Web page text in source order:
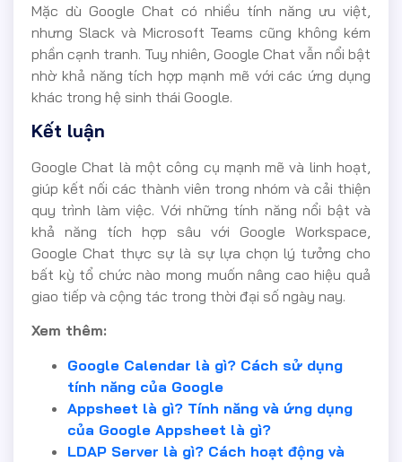
Mặc dù Google Chat có nhiều tính năng ưu việt,
nhưng Slack và Microsoft Teams cũng không kém
phần cạnh tranh. Tuy nhiên, Google Chat vẫn nổi bật
nhờ khả năng tích hợp mạnh mẽ với các ứng dụng
khác trong hệ sinh thái Google.
Kết luận
Google Chat là một công cụ mạnh mẽ và linh hoạt,
giúp kết nối các thành viên trong nhóm và cải thiện
quy trình làm việc. Với những tính năng nổi bật và
khả năng tích hợp sâu với Google Workspace,
Google Chat thực sự là sự lựa chọn lý tưởng cho
bất kỳ tổ chức nào mong muốn nâng cao hiệu quả
giao tiếp và cộng tác trong thời đại số ngày nay.
Xem thêm:
Google Calendar là gì? Cách sử dụng
tính năng của Google
Appsheet là gì? Tính năng và ứng dụng
của Google Appsheet là gì?
LDAP Server là gì? Cách hoạt động và